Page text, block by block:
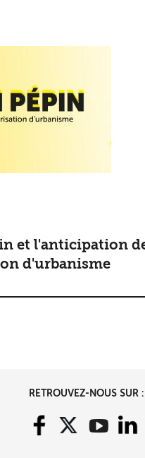
et l'anticipation
d'urbanisme
RETROUVEZ-NOUS SUR :